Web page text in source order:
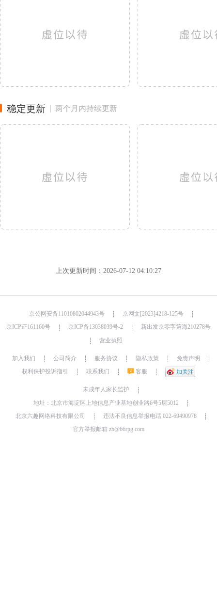
稳定更新 两个月内持续更新
上次更新时间：2026-07-12 04:10:27
京公网安备11010802044943号 ┊ 京网文[2023]4218-125号
┊
京ICP证161160号
┊ 京ICP备13038039号-2 ┊ 新出发京零字第海210278号
┊ 营业执照
加入我们 ┊ 公司简介 ┊ 服务协议 ┊ 隐私政策 ┊ 免责声明
┊
权利保护投诉指引
┊ 联系我们 ┊ 客服 ┊ 加关注
未成年人家长监护
┊
地址：北京市海淀区上地信息产业基地创业路6号5层5012
┊
北京六趣网络科技有限公司
┊ 违法不良信息举报电话 022-69490978
┊
官方举报邮箱 zb@66rpg.com